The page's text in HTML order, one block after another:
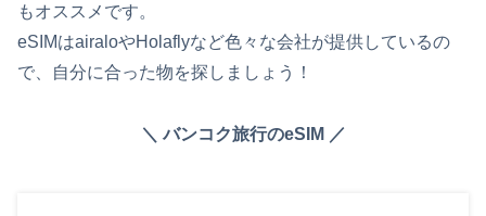
もオススメです。
eSIMはairaloやHolaflyなど色々な会社が提供しているの
で、自分に合った物を探しましょう！
＼ バンコク旅行のeSIM ／